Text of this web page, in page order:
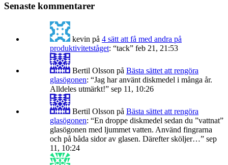
Senaste kommentarer
kevin på 4 sätt att få med andra på
produktivitetståget: “tack” feb 21, 21:53
Bertil Olsson på Bästa sättet att rengöra
glasögonen: “Jag har använt diskmedel i många år.
Alldeles utmärkt!” sep 11, 10:26
Bertil Olsson på Bästa sättet att rengöra
glasögonen: “En droppe diskmedel sedan du ”vattnat”
glasögonen med ljummet vatten. Använd fingrarna
och på båda sidor av glasen. Därefter sköljer…” sep
11, 10:24